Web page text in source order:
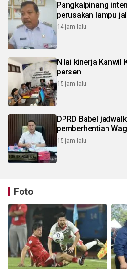
Pangkalpinang
perusakan lampu
14 jam lalu
Nilai kinerja Kanwil
persen
15 jam lalu
DPRD Babel
pemberhentian
15 jam lalu
Foto